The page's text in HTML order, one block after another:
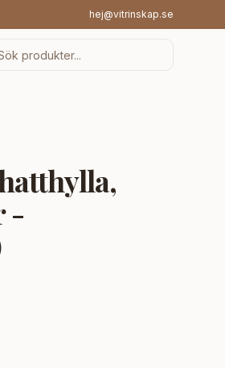
hej@vitrinskap.se
-